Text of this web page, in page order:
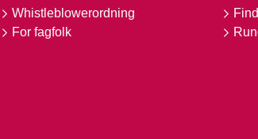
Whistleblowerordning
For fagfolk